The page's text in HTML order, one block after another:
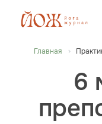
Главная
6